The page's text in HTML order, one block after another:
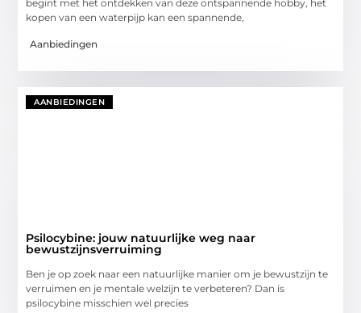
begint met het ontdekken van deze ontspannende hobby, het
kopen van een waterpijp kan een spannende,
Aanbiedingen
AANBIEDINGEN
Psilocybine: jouw natuurlijke weg naar
bewustzijnsverruiming
Ben je op zoek naar een natuurlijke manier om je bewustzijn te
verruimen en je mentale welzijn te verbeteren? Dan is
psilocybine misschien wel precies